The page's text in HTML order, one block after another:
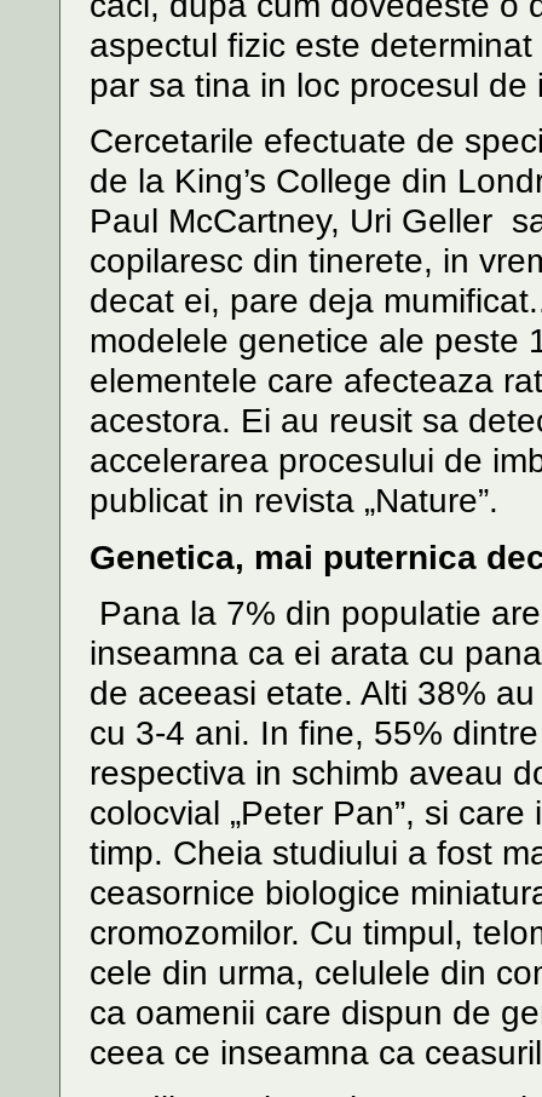
aspectul fizic este
par sa tina in loc procesul de
Cercetarile efectuate de
de la King’s College din
Paul McCartney, Uri Geller
copilaresc din tinerete, in
decat ei, pare deja
modelele genetice ale peste
elementele care afecteaza
acestora. Ei au reusit sa
accelerarea procesului de
publicat in revista „Nature”.
Genetica, mai puternica
Pana la 7% din populatie
inseamna ca ei arata cu
de aceeasi etate. Alti 38%
cu 3-4 ani. In fine, 55%
respectiva in schimb aveau
colocvial „Peter Pan”, si
timp. Cheia studiului a fost
ceasornice biologice
cromozomilor. Cu timpul,
cele din urma, celulele din
ca oamenii care dispun de
ceea ce inseamna ca